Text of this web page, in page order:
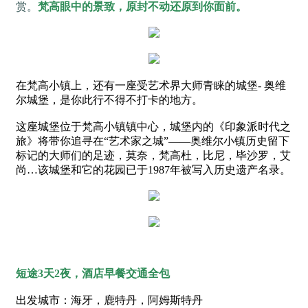
赏。 梵高眼中的景致， 原封不动还原到你面前。
在梵高小镇上， 还有一座受艺术界大师青睐的城堡- 奥维
尔城堡， 是你此行不得不打卡的地方。
这座城堡位于梵高小镇镇中心， 城堡内的《印象派时代之
旅》 将带你追寻在“艺术家之城”——奥维尔小镇历史留下
标记的大师们的足迹， 莫奈，梵高杜，比尼，毕沙罗，艾
尚…该城堡和它的花园 已于1987年被写入历史遗产名录。
短途3天2夜，酒店早餐交通全包
出发城市：海牙，鹿特丹，阿姆斯特丹